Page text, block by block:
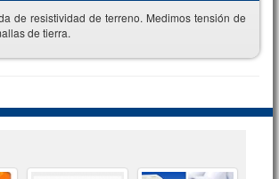
de resistividad de terreno. Medimos tensión de
de tierra.